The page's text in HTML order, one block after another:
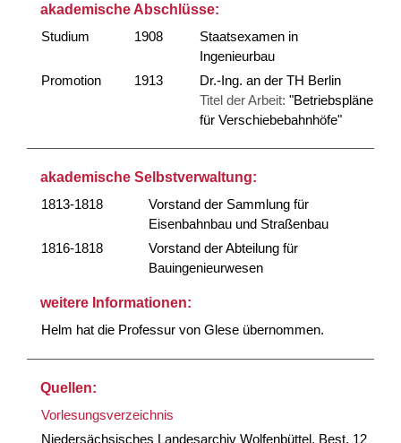
akademische Abschlüsse:
Studium
1908
Staatsexamen in
Ingenieurbau
Promotion
1913
Dr.-Ing. an der TH Berlin
Titel der Arbeit: "Betriebspläne
für Verschiebebahnhöfe"
akademische Selbstverwaltung:
1813-1818
Vorstand der Sammlung für
Eisenbahnbau und Straßenbau
1816-1818
Vorstand der Abteilung für
Bauingenieurwesen
weitere Informationen:
Helm hat die Professur von Glese übernommen.
Quellen:
Vorlesungsverzeichnis
Niedersächsisches Landesarchiv Wolfenbüttel, Best. 12